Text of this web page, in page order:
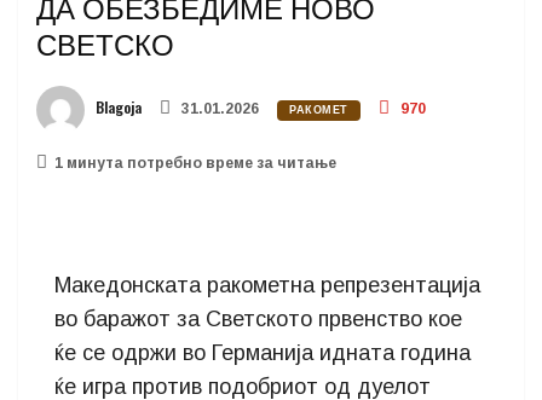
ДА ОБЕЗБЕДИМЕ НОВО
СВЕТСКО
Blagoja 31.01.2026 РАКОМЕТ 970
1 минутa потребно време за читање
Македонската ракометна репрезентација
во баражот за Светското првенство кое
ќе се одржи во Германија идната година
ќе игра против подобриот од дуелот